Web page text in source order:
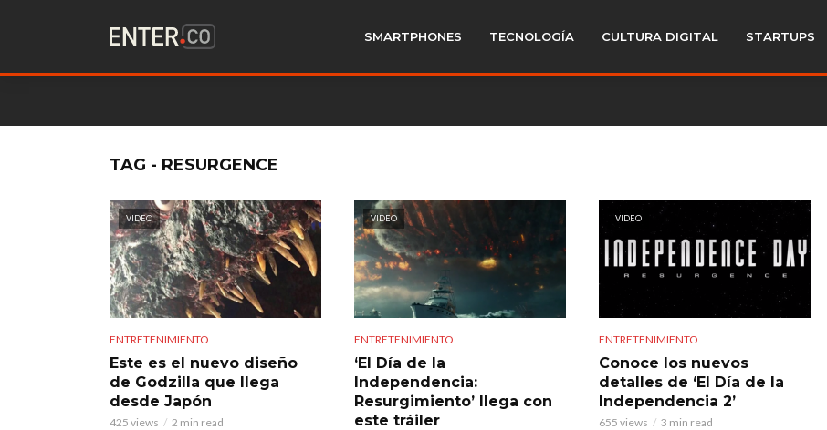
SMARTPHONES TECNOLOGÍA CULTURA DIGITAL STARTUPS
TAG - RESURGENCE
VIDEO
ENTRETENIMIENTO
Este es el nuevo diseño
de Godzilla que llega
desde Japón
425 views 2 min read
VIDEO
ENTRETENIMIENTO
‘El Día de la
Independencia:
Resurgimiento’ llega con
este tráiler
VIDEO
ENTRETENIMIENTO
Conoce los nuevos
detalles de ‘El Día de la
Independencia 2’
655 views 3 min read